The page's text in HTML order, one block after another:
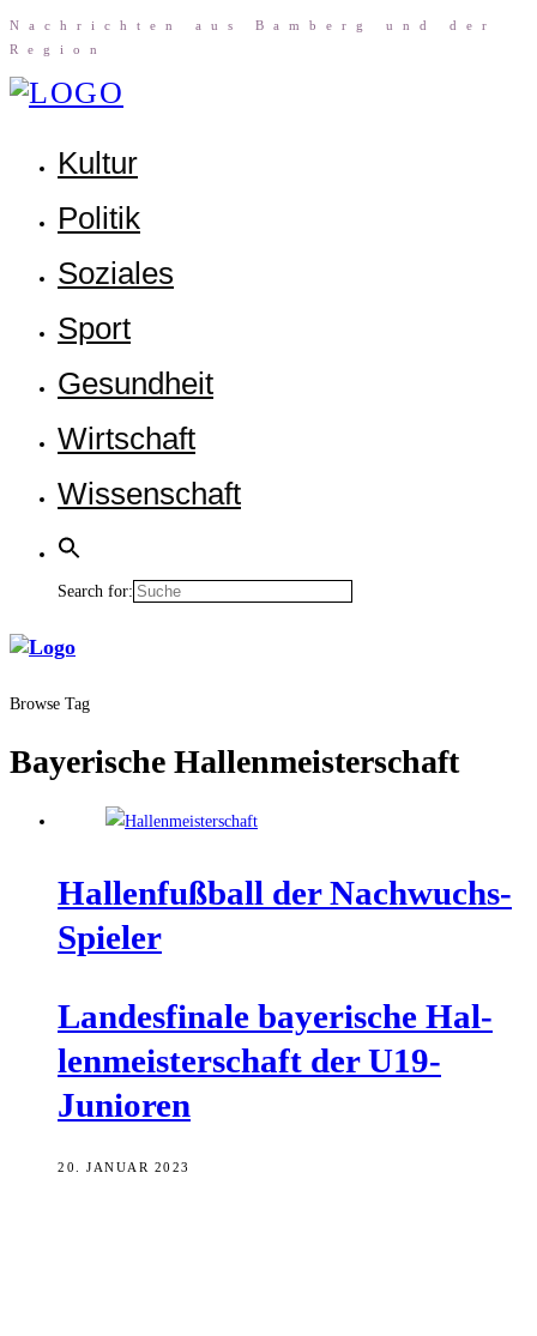
Nach­rich­ten aus Bam­berg und der
Region
Kul­tur
Poli­tik
Sozia­les
Sport
Gesund­heit
Wirt­schaft
Wis­sen­schaft
Search for:
Browse Tag
Bayerische Hallenmeisterschaft
Hal­len­fuß­ball der Nachwuchs-
Spieler
Lan­des­fi­na­le baye­ri­sche Hal­
len­meis­ter­schaft der U19-
Junioren
20. JANUAR 2023